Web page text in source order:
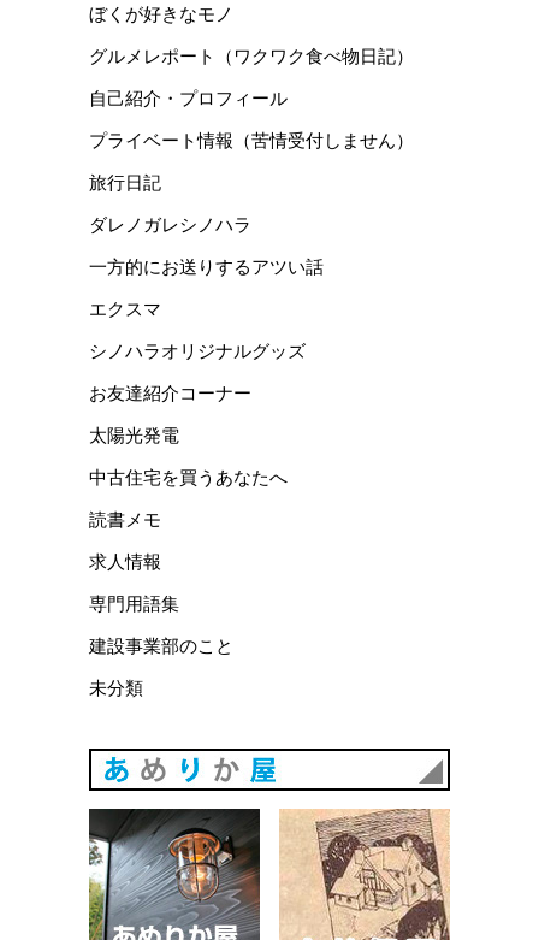
ぼくが好きなモノ
グルメレポート（ワクワク食べ物日記）
自己紹介・プロフィール
プライベート情報（苦情受付しません）
旅行日記
ダレノガレシノハラ
一方的にお送りするアツい話
エクスマ
シノハラオリジナルグッズ
お友達紹介コーナー
太陽光発電
中古住宅を買うあなたへ
読書メモ
求人情報
専門用語集
建設事業部のこと
未分類
あめりか屋WEBサイト